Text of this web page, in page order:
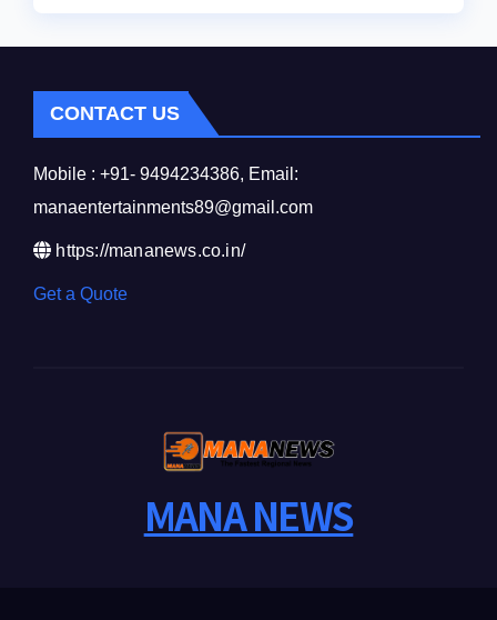
CONTACT US
Mobile : +91- 9494234386, Email:
manaentertainments89@gmail.com
https://mananews.co.in/
Get a Quote
MANA NEWS